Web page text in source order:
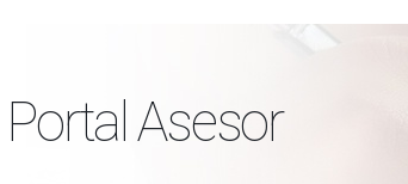
Asesor